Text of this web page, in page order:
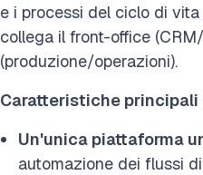
e i processi del ciclo di
collega il front-office
(produzione/operazioni).
Caratteristiche principali
Un'unica piattaforma
automazione dei flussi